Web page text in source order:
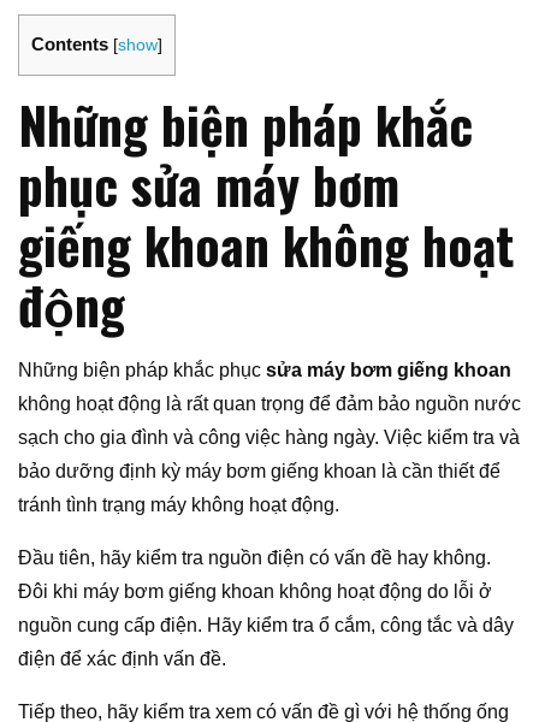
Contents [show]
Những biện pháp khắc
phục sửa máy bơm
giếng khoan không hoạt
động
Những biện pháp khắc phục sửa máy bơm giếng khoan
không hoạt động là rất quan trọng để đảm bảo nguồn nước
sạch cho gia đình và công việc hàng ngày. Việc kiểm tra và
bảo dưỡng định kỳ máy bơm giếng khoan là cần thiết để
tránh tình trạng máy không hoạt động.
Đầu tiên, hãy kiểm tra nguồn điện có vấn đề hay không.
Đôi khi máy bơm giếng khoan không hoạt động do lỗi ở
nguồn cung cấp điện. Hãy kiểm tra ổ cắm, công tắc và dây
điện để xác định vấn đề.
Tiếp theo, hãy kiểm tra xem có vấn đề gì với hệ thống ống